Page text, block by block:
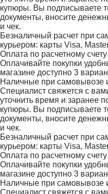
купюры. Вы подписываете
документы, вносите
и чек.
Безналичный расчет при
курьером: карты Visa,
Оплата по расчетному
Оплачивайте покупки
магазине доступно 3
Наличные при самовывозе
Специалист свяжется с
уточнить время и заранее
купюры. Вы подписываете
документы, вносите
и чек.
Безналичный расчет при
курьером: карты Visa,
Оплата по расчетному
Оплачивайте покупки
магазине доступно 3
Наличные при самовывозе
Специалист свяжется с